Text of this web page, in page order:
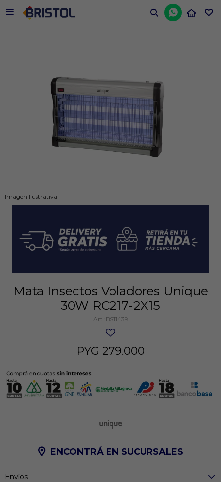


Imagen Ilustrativa
Mata Insectos Voladores Unique
30W RC217-2X15
BS11439
PYG 279.000
ENCONTRÁ EN SUCURSALES
Envíos